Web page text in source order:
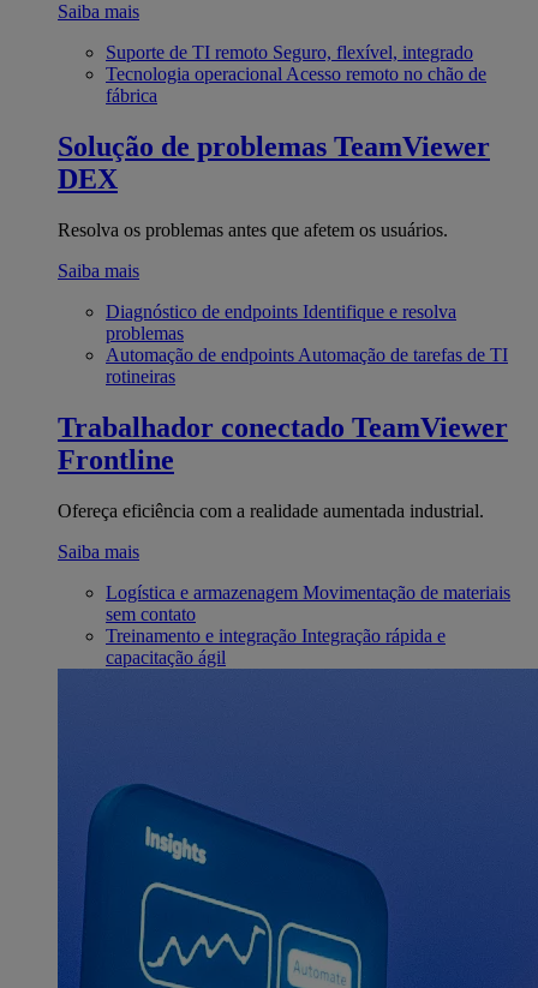
Saiba mais
Suporte de TI remoto Seguro, flexível, integrado
Tecnologia operacional Acesso remoto no chão de
fábrica
Solução de problemas TeamViewer
DEX
Resolva os problemas antes que afetem os usuários.
Saiba mais
Diagnóstico de endpoints Identifique e resolva
problemas
Automação de endpoints Automação de tarefas de TI
rotineiras
Trabalhador conectado TeamViewer
Frontline
Ofereça eficiência com a realidade aumentada industrial.
Saiba mais
Logística e armazenagem Movimentação de materiais
sem contato
Treinamento e integração Integração rápida e
capacitação ágil